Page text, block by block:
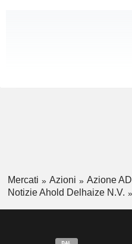
Mercati Azioni
Azione AD
Notizie Ahold Delhaize N.V.